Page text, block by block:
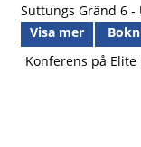
Suttungs Gränd 6 -
Visa mer
Konferens på Elite